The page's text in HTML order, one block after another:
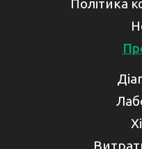
Політика